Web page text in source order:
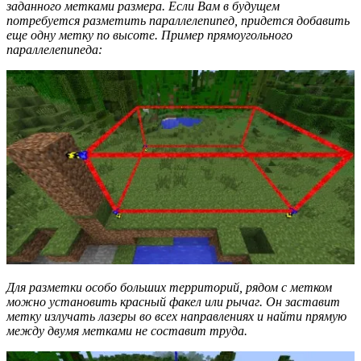
заданного метками размера. Если Вам в будущем
потребуется разметить параллелепипед, придется добавить
еще одну метку по высоте. Пример прямоугольного
параллелепипеда:
Для разметки особо больших территорий, рядом с метком
можно установить красный факел или рычаг. Он заставит
метку излучать лазеры во всех направлениях и найти прямую
между двумя метками не составит труда.